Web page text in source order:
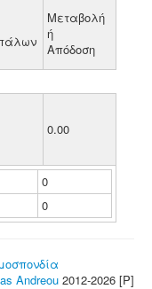
Μεταβολή
ή
Απόδοση
0.00
0
0
Andreou 2012-2026 [P]